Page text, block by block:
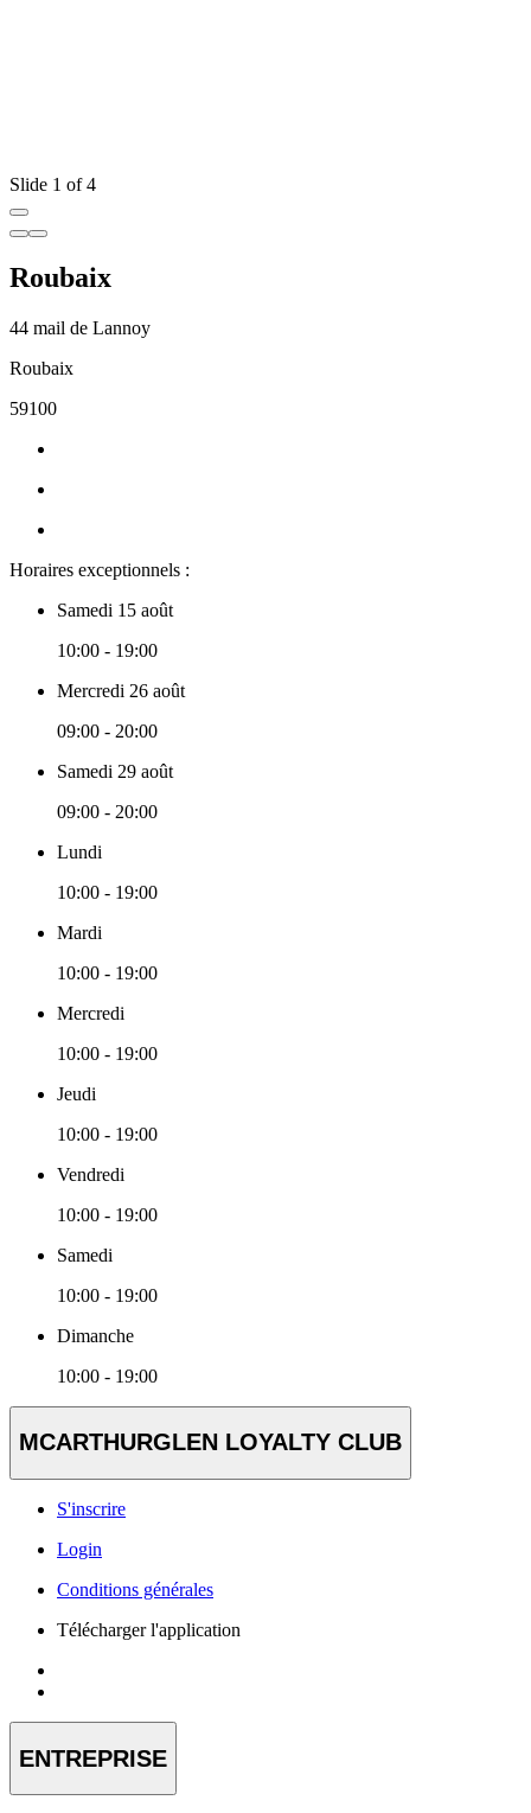
Slide 1 of 4
Roubaix
44 mail de Lannoy
Roubaix
59100
Horaires exceptionnels :
Samedi 15 août
10:00 - 19:00
Mercredi 26 août
09:00 - 20:00
Samedi 29 août
09:00 - 20:00
Lundi
10:00 - 19:00
Mardi
10:00 - 19:00
Mercredi
10:00 - 19:00
Jeudi
10:00 - 19:00
Vendredi
10:00 - 19:00
Samedi
10:00 - 19:00
Dimanche
10:00 - 19:00
MCARTHURGLEN LOYALTY CLUB
S'inscrire
Login
Conditions générales
Télécharger l'application
ENTREPRISE